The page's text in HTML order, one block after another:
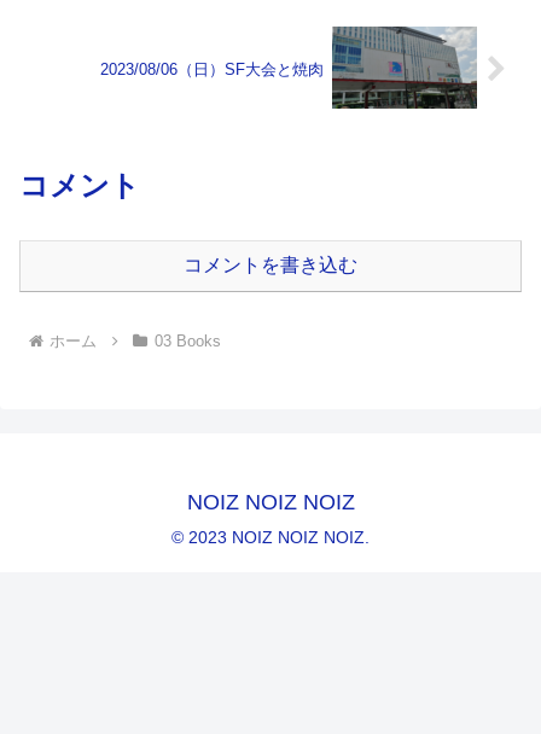
2023/08/06（日）SF大会と焼肉
コメント
コメントを書き込む
ホーム 03 Books
NOIZ NOIZ NOIZ
© 2023 NOIZ NOIZ NOIZ.